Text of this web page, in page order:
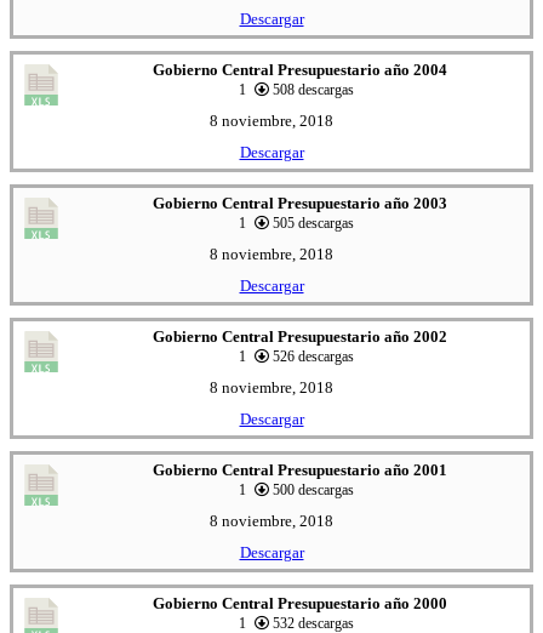
Descargar
Gobierno Central Presupuestario año 2004
1 508 descargas
8 noviembre, 2018
Descargar
Gobierno Central Presupuestario año 2003
1 505 descargas
8 noviembre, 2018
Descargar
Gobierno Central Presupuestario año 2002
1 526 descargas
8 noviembre, 2018
Descargar
Gobierno Central Presupuestario año 2001
1 500 descargas
8 noviembre, 2018
Descargar
Gobierno Central Presupuestario año 2000
1 532 descargas